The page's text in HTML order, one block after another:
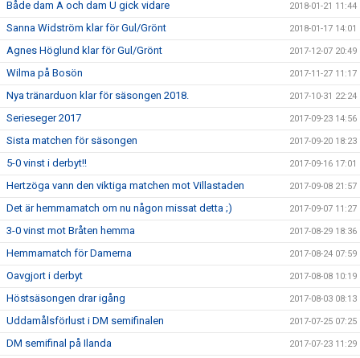
Både dam A och dam U gick vidare 2018-01-21 11:44
Sanna Widström klar för Gul/Grönt 2018-01-17 14:01
Agnes Höglund klar för Gul/Grönt 2017-12-07 20:49
Wilma på Bosön 2017-11-27 11:17
Nya tränarduon klar för säsongen 2018. 2017-10-31 22:24
Serieseger 2017 2017-09-23 14:56
Sista matchen för säsongen 2017-09-20 18:23
5-0 vinst i derbyt!! 2017-09-16 17:01
Hertzöga vann den viktiga matchen mot Villastaden 2017-09-08 21:57
Det är hemmamatch om nu någon missat detta ;) 2017-09-07 11:27
3-0 vinst mot Bråten hemma 2017-08-29 18:36
Hemmamatch för Damerna 2017-08-24 07:59
Oavgjort i derbyt 2017-08-08 10:19
Höstsäsongen drar igång 2017-08-03 08:13
Uddamålsförlust i DM semifinalen 2017-07-25 07:25
DM semifinal på Ilanda 2017-07-23 11:29